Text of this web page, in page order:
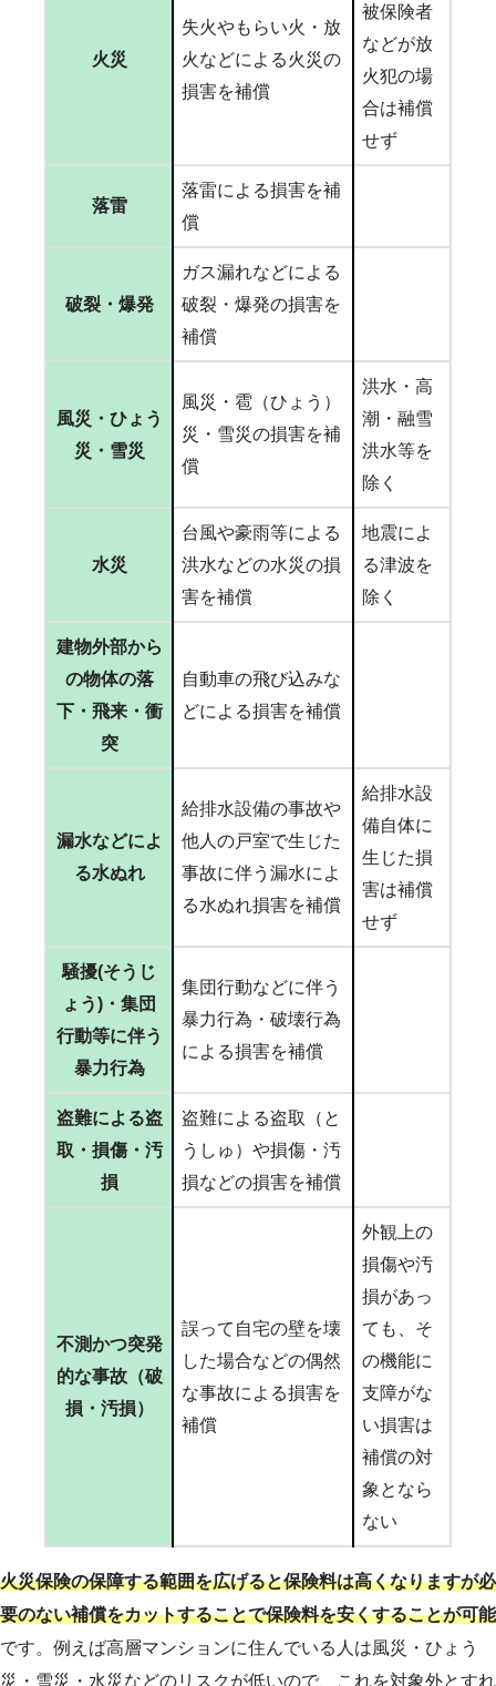
火災
失火やもらい火・放
火などによる火災の
損害を補償
被保険者
などが放
火犯の場
合は補償
せず
落雷
落雷による損害を補
償
破裂・爆発
ガス漏れなどによる
破裂・爆発の損害を
補償
風災・ひょう
災・雪災
風災・雹（ひょう）
災・雪災の損害を補
償
洪水・高
潮・融雪
洪水等を
除く
水災
台風や豪雨等による
洪水などの水災の損
害を補償
地震によ
る津波を
除く
建物外部から
の物体の落
下・飛来・衝
突
自動車の飛び込みな
どによる損害を補償
漏水などによ
る水ぬれ
給排水設備の事故や
他人の戸室で生じた
事故に伴う漏水によ
る水ぬれ損害を補償
給排水設
備自体に
生じた損
害は補償
せず
騒擾(そうじ
ょう)・集団
行動等に伴う
暴力行為
集団行動などに伴う
暴力行為・破壊行為
による損害を補償
盗難による盗
取・損傷・汚
損
盗難による盗取（と
うしゅ）や損傷・汚
損などの損害を補償
不測かつ突発
的な事故（破
損・汚損）
誤って自宅の壁を壊
した場合などの偶然
な事故による損害を
補償
外観上の
損傷や汚
損があっ
ても、そ
の機能に
支障がな
い損害は
補償の対
象となら
ない
火災保険の保障する範囲を広げると保険料は高くなりますが必
要のない補償をカットすることで保険料を安くすることが可能
です。例えば高層マンションに住んでいる人は風災・ひょう
災・雪災・水災などのリスクが低いので、これを対象外とすれ